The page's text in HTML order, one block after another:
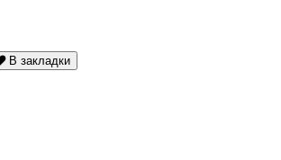
В закладки